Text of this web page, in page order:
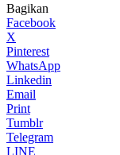
Bagikan
Facebook
X
Pinterest
WhatsApp
Linkedin
Email
Print
Tumblr
Telegram
LINE